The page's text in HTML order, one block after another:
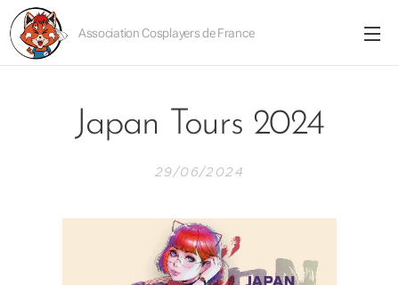
Association Cosplayers de France
Japan Tours 2024
29/06/2024